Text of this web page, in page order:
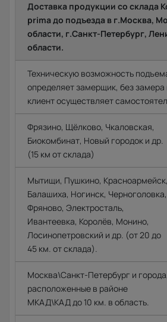
Доставка продукции со склада
prima до подъезда в г.Москва,
области, г.Санкт-Петербург,
области.
Техническую возможность
определяет замерщик, без
клиент осуществляет
Фрязино, Щёлково, Чкаловская,
Биокомбинат, Новый городок и др.
(15 км от склада)
Мытищи, Пушкино, Красноармейск,
Балашиха, Ногинск, Черноголовка,
Фряново, Электросталь,
Ивантеевка, Королёв, Монино,
Лосинопетровский и др. (от 20 до
45 км. от склада).
Москва\Санкт-Петербург и города,
расположенные в районе
МКАД\КАД до 10 км. в область.